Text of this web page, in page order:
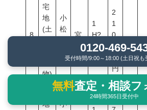
8
宅
地
(土
物)
小
松
町
宮
崎
1
H?
1H
30
2
1
0
0
万
円
地
小
2
0120-469-
受付時間/9:00～18:00 (土日祝も
無料査定・相談フ
24時間365日受付中